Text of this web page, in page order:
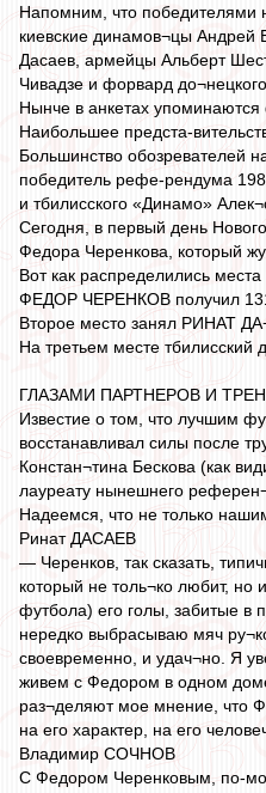
Напомним, что победителями
киевские динамов¬цы Андрей
Дасаев, армейцы Альберт
Чивадзе и форвард
Нынче в анкетах упоминаются
Наибольшее предста-
Большинство обозревателей
победитель рефе-рендума
и тбилисского «Динамо»
Сегодня, в первый день
Федора Черенкова, который
Вот как распределились
ФЕДОР ЧЕРЕНКОВ получил 131
Второе место занял РИНАТ
На третьем месте
ГЛАЗАМИ ПАРТНЕРОВ И
Известие о том, что лучшим
восстанавливал силы после
Констан¬тина Бескова (как
лауреату нынешнего
Надеемся, что не только
Ринат ДАСАЕВ
— Черенков, так сказать,
который не толь¬ко любит,
футбола) его голы, забитые в
нередко выбрасываю мяч
своевременно, и удач¬но. Я
живем с Федором в одном
раз¬деляют мое мнение, что
на его характер, на его
Владимир СОЧНОВ
С Федором Черенковым, по-